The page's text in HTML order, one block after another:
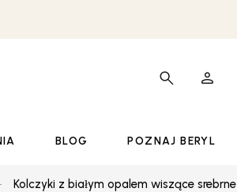
BLOG POZNAJ BERYL
Kolczyki z białym opalem wiszące srebrne